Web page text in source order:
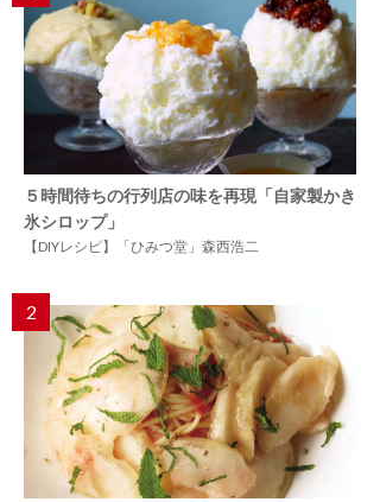
５時間待ちの行列店の味を再現「自家製かき
氷シロップ」
【DIYレシピ】「ひみつ堂」森西浩二
2